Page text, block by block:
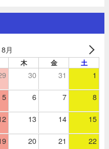
月
木 金 土
30 31 1
5 6 7 8
13 14 15
20 21 22